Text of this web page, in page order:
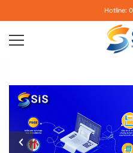
Hotline: